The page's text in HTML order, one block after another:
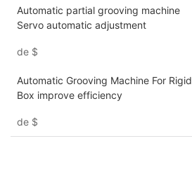
Automatic partial grooving machine
Servo automatic adjustment
de $
Automatic Grooving Machine For Rigid
Box improve efficiency
de $